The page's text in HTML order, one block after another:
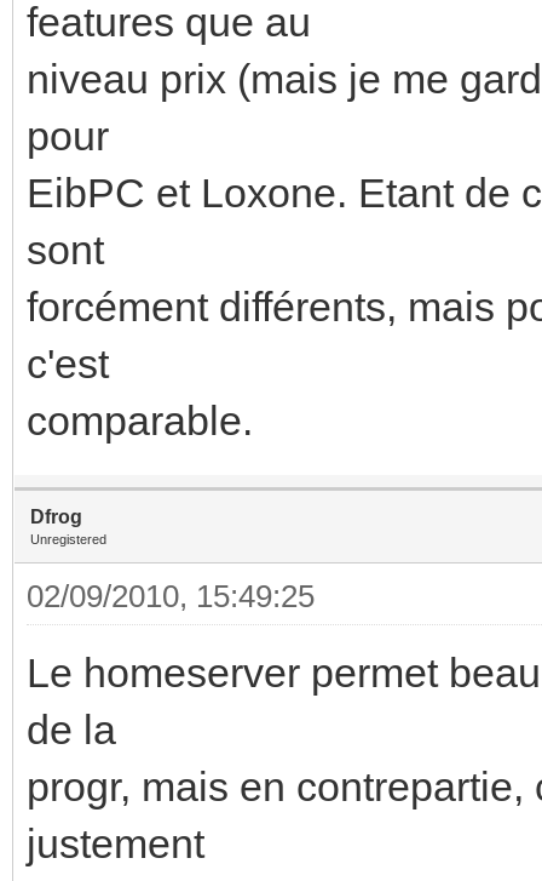
features que au
niveau prix (mais je me
pour
EibPC et Loxone. Etant de
sont
forcément différents, mais
c'est
comparable.
Dfrog
Unregistered
02/09/2010, 15:49:25
Le homeserver permet
de la
progr, mais en
justement